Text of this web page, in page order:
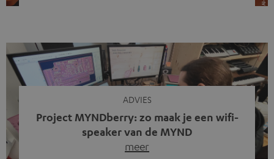
tegenwoordig iets opvallends. Op straat, in de trein en
zelfs tijdens videogesprekken dragen steeds meer
mensen weer oordopjes met een kabel. De angst voor
kabels is niet verdwenen. Maar wat op het eerste […]
ADVIES
Project MYNDberry: zo maak je een wifi-
speaker van de MYND
meer